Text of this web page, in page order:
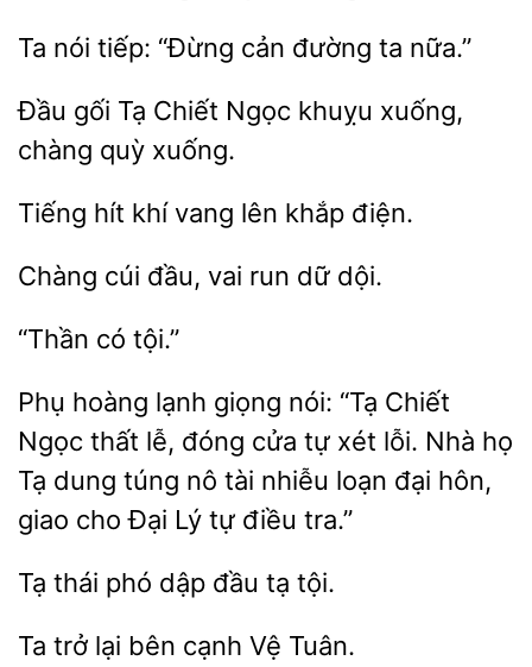
Ta “Đừng cản đường ta
Đầu gối Tạ Ngọc
xuống,
chàng quỳ
Tiếng khí lên điện.
Chàng cúi đầu, dữ
Phụ hoàng lạnh giọng
“Tạ Chiết
Ngọc thất lễ, đóng cửa
xét lỗi. Nhà họ
Tạ dung túng nô
nhiễu loạn đại hôn,
giao cho Đại Lý tự điều tra.”
Tạ thái đầu tội.
Ta trở lại Tuân.